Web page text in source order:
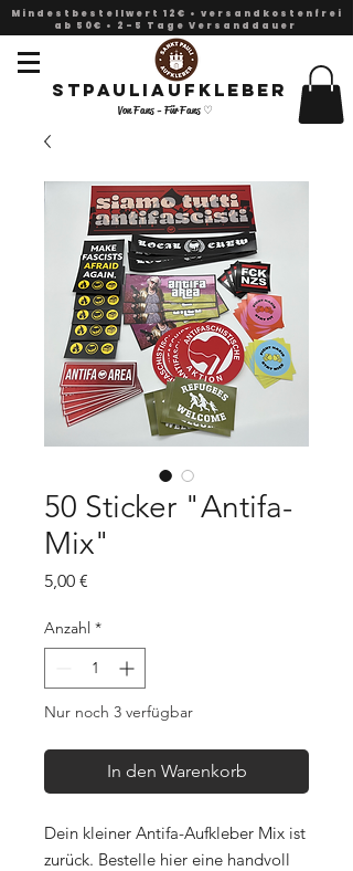
Mindestbestellwert 12€ • versandkostenfrei
ab 50€ • 2-5 Tage Versanddauer
Stpauliaufkleber
Von Fans - Für Fans ♡
50 Sticker "Antifa-
Mix"
5,00 €
Anzahl *
Nur noch 3 verfügbar
In den Warenkorb
Dein kleiner Antifa-Aufkleber Mix ist
zurück. Bestelle hier eine handvoll